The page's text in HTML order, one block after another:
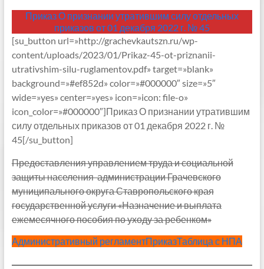
Приказ О признании утратившим силу отдельных
приказов от 01 декабря 2022 г. № 45
[su_button url=»http://grachevkautszn.ru/wp-
content/uploads/2023/01/Prikaz-45-ot-priznanii-
utrativshim-silu-ruglamentov.pdf» target=»blank»
background=»#ef852d» color=»#000000″ size=»5″
wide=»yes» center=»yes» icon=»icon: file-o»
icon_color=»#000000″]Приказ О признании утратившим
силу отдельных приказов от 01 декабря 2022 г. №
45[/su_button]
Предоставления управлением труда и социальной
защиты населения администрации Грачевского
муниципального округа Ставропольского края
государственной услуги «Назначение и выплата
ежемесячного пособия по уходу за ребенком»
Административный регламентПриказТаблица с НПА